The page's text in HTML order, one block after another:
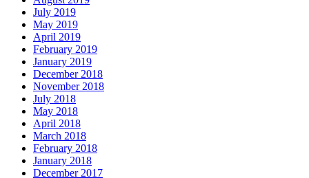
July 2019
May 2019
April 2019
February 2019
January 2019
December 2018
November 2018
July 2018
May 2018
April 2018
March 2018
February 2018
January 2018
December 2017